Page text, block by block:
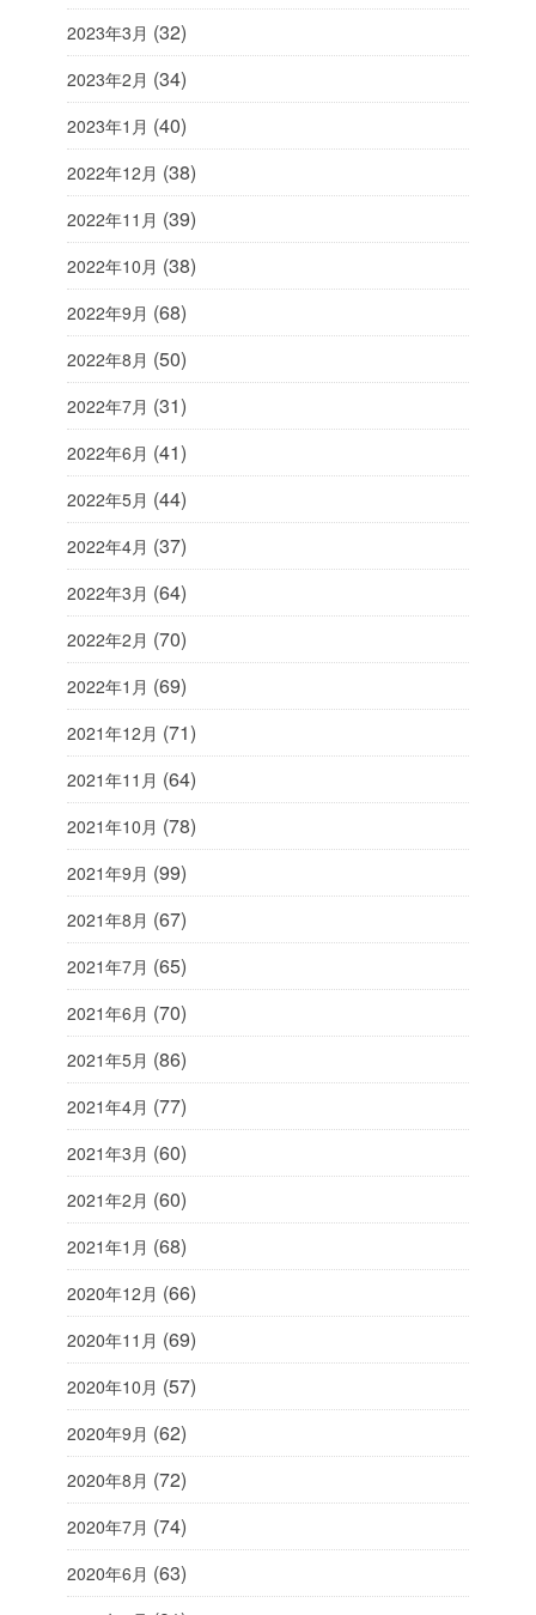
2023年3月 (32)
2023年2月 (34)
2023年1月 (40)
2022年12月 (38)
2022年11月 (39)
2022年10月 (38)
2022年9月 (68)
2022年8月 (50)
2022年7月 (31)
2022年6月 (41)
2022年5月 (44)
2022年4月 (37)
2022年3月 (64)
2022年2月 (70)
2022年1月 (69)
2021年12月 (71)
2021年11月 (64)
2021年10月 (78)
2021年9月 (99)
2021年8月 (67)
2021年7月 (65)
2021年6月 (70)
2021年5月 (86)
2021年4月 (77)
2021年3月 (60)
2021年2月 (60)
2021年1月 (68)
2020年12月 (66)
2020年11月 (69)
2020年10月 (57)
2020年9月 (62)
2020年8月 (72)
2020年7月 (74)
2020年6月 (63)